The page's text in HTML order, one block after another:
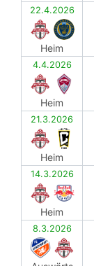
22.4.2026
Heim
4.4.2026
Heim
21.3.2026
Heim
14.3.2026
Heim
8.3.2026